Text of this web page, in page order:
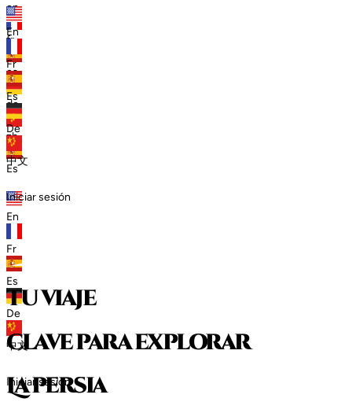
en
fr
es
de
zh
Es
En
Fr
Es
De
中文
Iniciar sesión
En
Fr
Es
De
中文
Iniciar sesión
tu viaje
clave para explorar
Lapersia